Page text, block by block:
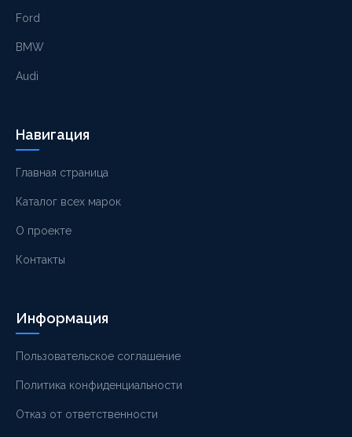
Ford
BMW
Audi
Навигация
Главная страница
Каталог всех марок
О проекте
Контакты
Информация
Пользовательское соглашение
Политика конфиденциальности
Отказ от ответственности